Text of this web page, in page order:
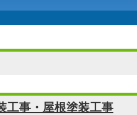
事・屋根塗装工事